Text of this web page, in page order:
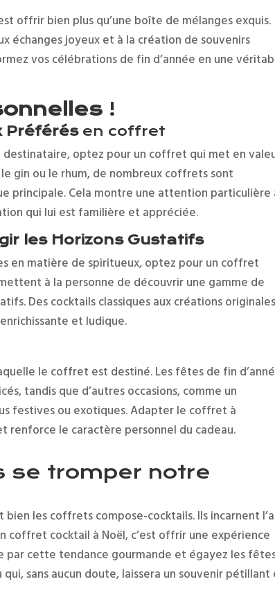
offrir bien plus qu’une boîte de mélanges exquis.
échanges joyeux et à la création de souvenirs
vos célébrations de fin d’année en une
!
Préférésen coffret
destinataire, optez pour un coffret qui met en
gin ou le rhum, de nombreux coffrets sont
principale. Cela montre une attention particulière
qui lui est familière et appréciée.
les Horizons Gustatifs
en matière de spiritueux, optez pour un coffret
à la personne de découvrir une gamme de
Des cocktails classiques aux créations
et ludique.
le coffret est destiné. Les fêtes de fin
tandis que d’autres occasions, comme un
festives ou exotiques. Adapter le coffret à
le caractère personnel du cadeau.
se tromper notre
bien les coffrets compose-cocktails. Ils incarnent
cocktail à Noël, c’est offrir une expérience
par cette tendance gourmande et égayez les
sans aucun doute, laissera un souvenir pétillant